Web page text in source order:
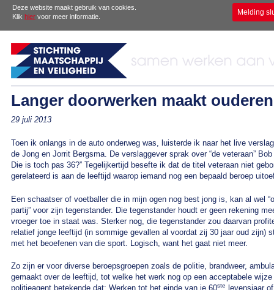
Deze website maakt gebruik van cookies.
Klik hier voor meer informatie. Melding
Langer doorwerken maakt
29 juli 2013
Toen ik onlangs in de auto onderweg was, luisterde ik naar het live
de Jong en Jorrit Bergsma. De verslaggever sprak over “de veteraan”
Die is toch pas 36?” Tegelijkertijd besefte ik dat de titel veteraan niet
gerelateerd is aan de leeftijd waarop iemand nog een bepaald beroep
Een schaatser of voetballer die in mijn ogen nog best jong is, kan al wel
partij” voor zijn tegenstander. Die tegenstander houdt er geen rekening
vroeger toe in staat was. Sterker nog, die tegenstander zou daarvan
relatief jonge leeftijd (in sommige gevallen al voordat zij 30 jaar oud zijn)
met het beoefenen van die sport. Logisch, want het gaat niet meer.
Zo zijn er voor diverse beroepsgroepen zoals de politie, brandweer,
gemaakt over de leeftijd, tot welke het werk nog op een acceptabele
politieagent betekende dat: Werken tot het einde van je 60ste
levensjaar